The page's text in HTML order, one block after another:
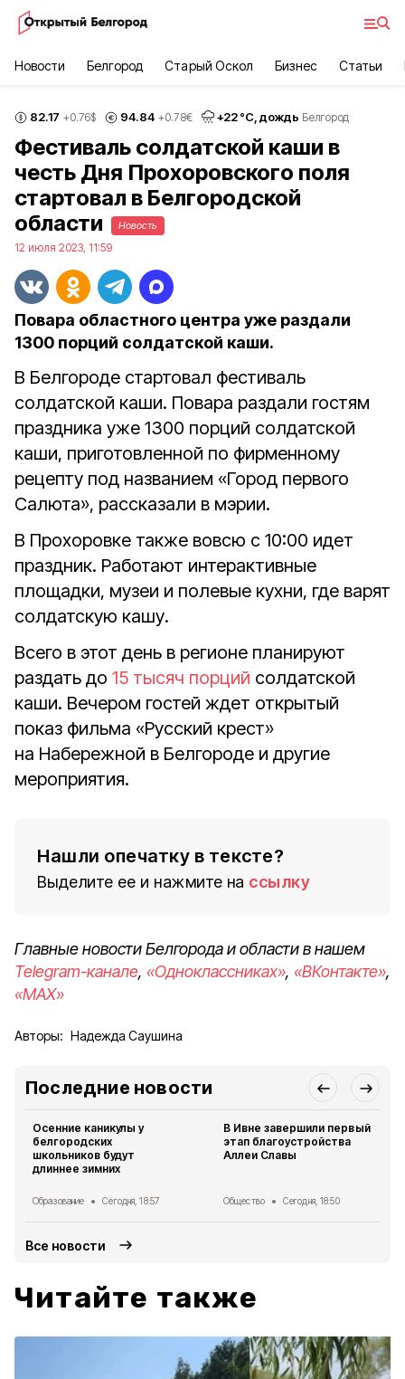
Новости Белгород Старый Оскол Бизнес Статьи
82.17 +0.76$ 94.84 +0.78€ +22°С, дождь Белгород
Фестиваль солдатской каши в
честь Дня Прохоровского поля
стартовал в Белгородской
области
Новость
12 июля 2023, 11:59
Повара областного центра уже раздали
1300 порций солдатской каши.
В Белгороде стартовал фестиваль
солдатской каши. Повара раздали гостям
праздника уже 1300 порций солдатской
каши, приготовленной по фирменному
рецепту под названием «Город первого
Салюта», рассказали в мэрии.
В Прохоровке также вовсю с 10:00 идет
праздник. Работают интерактивные
площадки, музеи и полевые кухни, где варят
солдатскую кашу.
Всего в этот день в регионе планируют
раздать до 15 тысяч порций солдатской
каши. Вечером гостей ждет открытый
показ фильма «Русский крест»
на Набережной в Белгороде и другие
мероприятия.
Нашли опечатку в тексте?
Выделите ее и нажмите на ссылку
Главные новости Белгорода и области в нашем
Telegram-канале, «Одноклассниках», «ВКонтакте»,
«MAX»
Авторы: Надежда Саушина
Последние новости
Осенние каникулы у
белгородских
школьников будут
длиннее зимних
Образование Сегодня, 18:57
В Ивне завершили первый
этап благоустройства
Аллеи Славы
Общество Сегодня, 18:50
Все новости
Читайте также